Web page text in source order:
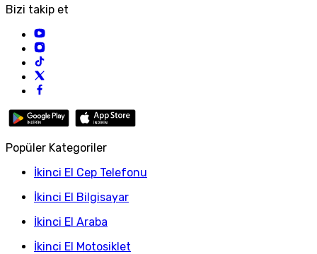
Bizi takip et
Popüler Kategoriler
İkinci El Cep Telefonu
İkinci El Bilgisayar
İkinci El Araba
İkinci El Motosiklet